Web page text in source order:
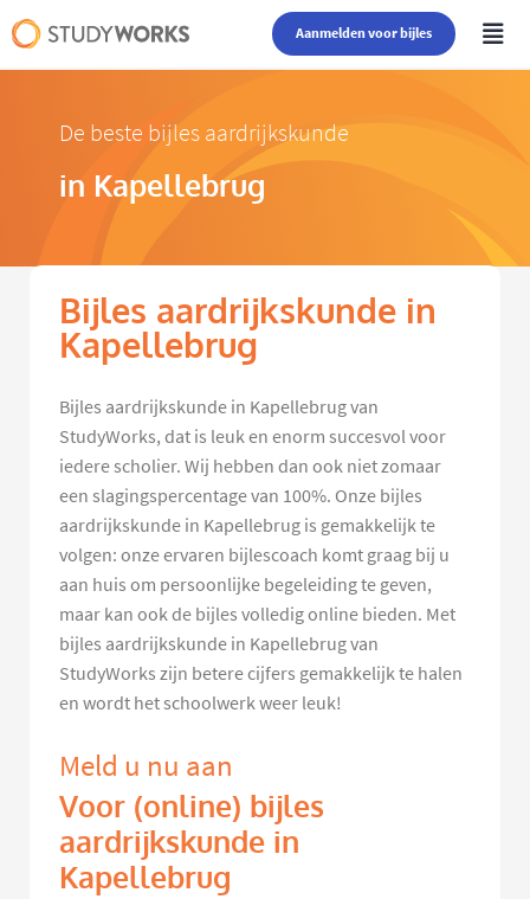
Aanmelden voor bijles
De beste bijles aardrijkskunde
in Kapellebrug
Bijles aardrijkskunde in
Kapellebrug
Bijles aardrijkskunde in Kapellebrug van
StudyWorks, dat is leuk en enorm succesvol voor
iedere scholier. Wij hebben dan ook niet zomaar
een slagingspercentage van 100%. Onze bijles
aardrijkskunde in Kapellebrug is gemakkelijk te
volgen: onze ervaren bijlescoach komt graag bij u
aan huis om persoonlijke begeleiding te geven,
maar kan ook de bijles volledig online bieden. Met
bijles aardrijkskunde in Kapellebrug van
StudyWorks zijn betere cijfers gemakkelijk te halen
en wordt het schoolwerk weer leuk!
Meld u nu aan
Voor (online) bijles
aardrijkskunde in
Kapellebrug